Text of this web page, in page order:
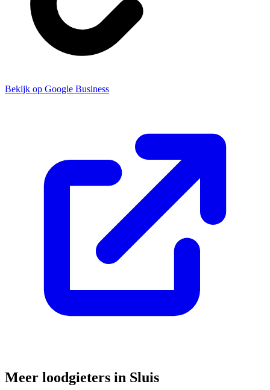
Bekijk op Google Business
Meer loodgieters in Sluis